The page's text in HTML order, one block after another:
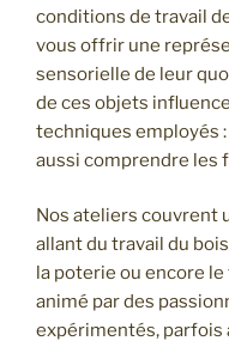
conditions de travail
vous offrir une
sensorielle de leur
de ces objets
techniques employés
aussi comprendre les
Nos ateliers couvrent
allant du travail du
la poterie ou encore
animé par des
expérimentés, parfois